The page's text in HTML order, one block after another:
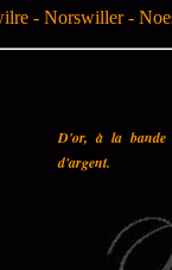
- Norswiller -
D'or, à la bande
d'argent.